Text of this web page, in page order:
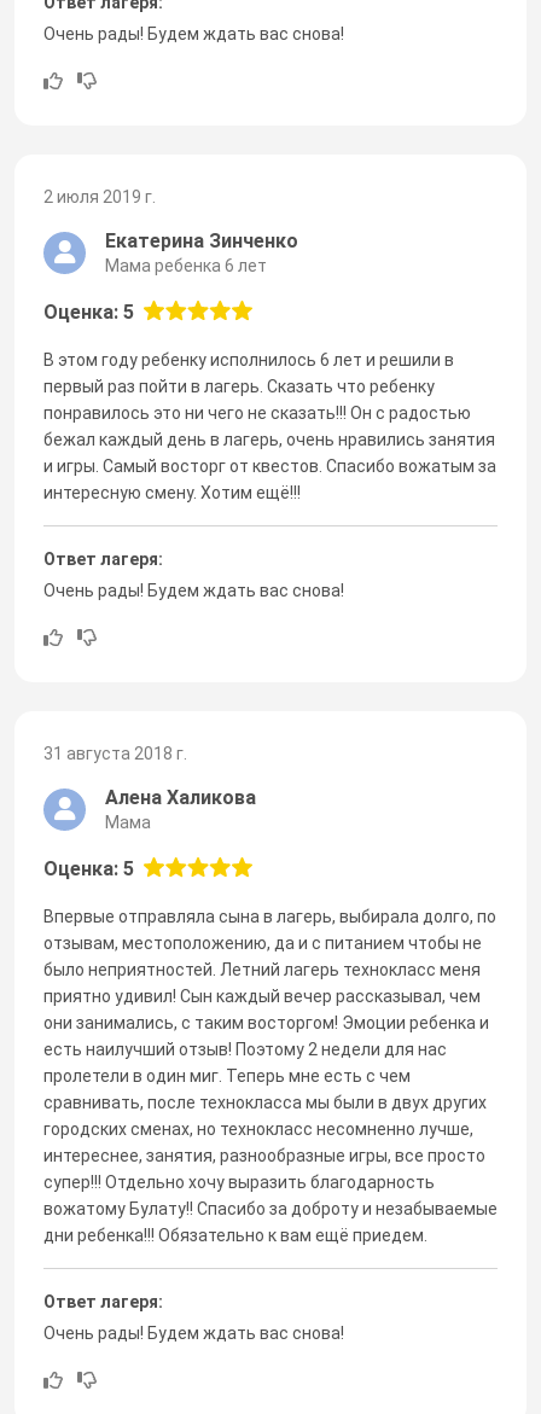
Очень рады! Будем ждать вас снова!
2 июля 2019 г.
Екатерина Зинченко
Мама ребенка 6 лет
Оценка: 5
В этом году ребенку исполнилось 6 лет и решили в
первый раз пойти в лагерь. Сказать что ребенку
понравилось это ни чего не сказать!!! Он с радостью
бежал каждый день в лагерь, очень нравились занятия
и игры. Самый восторг от квестов. Спасибо вожатым за
интересную смену. Хотим ещё!!!
Ответ лагеря:
Очень рады! Будем ждать вас снова!
31 августа 2018 г.
Алена Халикова
Мама
Оценка: 5
Впервые отправляла сына в лагерь, выбирала долго, по
отзывам, местоположению, да и с питанием чтобы не
было неприятностей. Летний лагерь технокласс меня
приятно удивил! Сын каждый вечер рассказывал, чем
они занимались, с таким восторгом! Эмоции ребенка и
есть наилучший отзыв! Поэтому 2 недели для нас
пролетели в один миг. Теперь мне есть с чем
сравнивать, после технокласса мы были в двух других
городских сменах, но технокласс несомненно лучше,
интереснее, занятия, разнообразные игры, все просто
супер!!! Отдельно хочу выразить благодарность
вожатому Булату!! Спасибо за доброту и незабываемые
дни ребенка!!! Обязательно к вам ещё приедем.
Ответ лагеря:
Очень рады! Будем ждать вас снова!